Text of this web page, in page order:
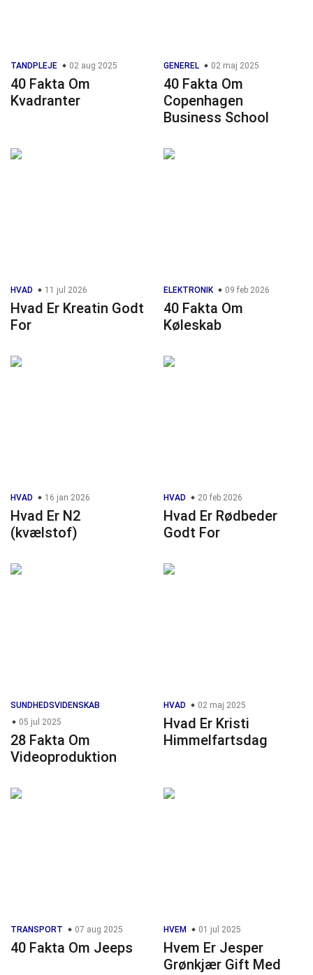
TANDPLEJE 02 aug 2025
40 Fakta Om
Kvadranter
GENEREL 02 maj 2025
40 Fakta Om
Copenhagen
Business School
HVAD 11 jul 2026
Hvad Er Kreatin Godt
For
ELEKTRONIK 09 feb 2026
40 Fakta Om
Køleskab
HVAD 16 jan 2026
Hvad Er N2
(kvælstof)
HVAD 20 feb 2026
Hvad Er Rødbeder
Godt For
SUNDHEDSVIDENSKAB
05 jul 2025
28 Fakta Om
Videoproduktion
HVAD 02 maj 2025
Hvad Er Kristi
Himmelfartsdag
TRANSPORT 07 aug 2025
40 Fakta Om Jeeps
HVEM 01 jul 2025
Hvem Er Jesper
Grønkjær Gift Med